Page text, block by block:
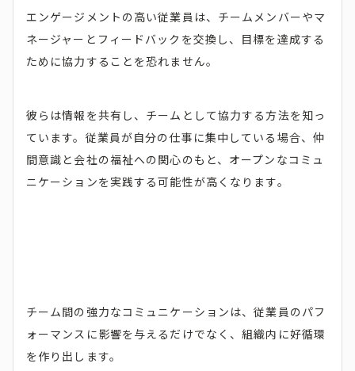
エンゲージメントの高い従業員は、チームメンバーやマ
ネージャーとフィードバックを交換し、目標を達成する
ために協力することを恐れません。
彼らは情報を共有し、チームとして協力する方法を知っ
ています。従業員が自分の仕事に集中している場合、仲
間意識と会社の福祉への関心のもと、オープンなコミュ
ニケーションを実践する可能性が高くなります。
チーム間の強力なコミュニケーションは、従業員のパフ
ォーマンスに影響を与えるだけでなく、組織内に好循環
を作り出します。